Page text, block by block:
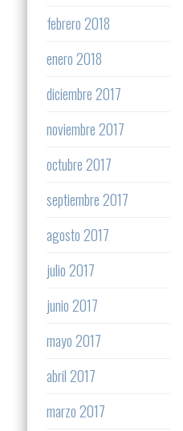
febrero 2018
enero 2018
diciembre 2017
noviembre 2017
octubre 2017
septiembre 2017
agosto 2017
julio 2017
junio 2017
mayo 2017
abril 2017
marzo 2017